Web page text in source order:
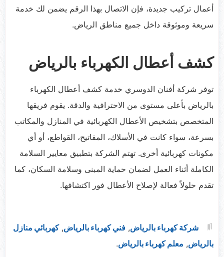
أعمال تركيب جديدة، فإن الاتصال بهذا الرقم يضمن لك خدمة
سريعة وموثوقة داخل جميع مناطق الرياض.
كشف أعطال الكهرباء بالرياض
توفر شركة أفنان الدوسري خدمة كشف أعطال الكهرباء
بالرياض بأعلى مستوى من الاحترافية والدقة. يقوم فريقها
المتخصص بتشخيص الأعطال الكهربائية في المنازل والمكاتب
بسرعة، سواء كانت في الأسلاك، المفاتيح، القواطع، أو أي
مكونات كهربائية أخرى. تهتم الشركة بتطبيق معايير السلامة
الكاملة أثناء العمل لضمان حماية المبنى وسلامة السكان، كما
تقدم حلولاً فعالة لإصلاح الأعطال فور اكتشافها.
شركة كهرباء بالرياض, فني كهرباء بالرياض,كهربائي منازل
بالرياض, معلم كهرباء بالرياض.